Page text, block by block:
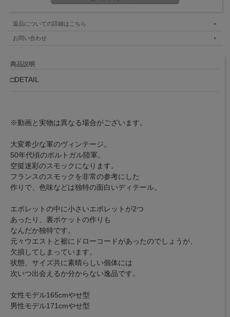
返品についての詳細はこちら
お問い合わせ
商品説明
□DETAIL
※動画と実物は異なる場合がございます。
大変希少な軍のヴィンテージ。
50年代頃のポルトガル陸軍。
空挺迷彩のスモックになります。
フランスのスモックを非常の参考にした
作りで、色味などは独特の面白いディテール。
エポレットの中に小さいエポレットが2つ
あったり、裏ポケットの作りも
なんだか独特です。
元々ウエストと裾にドローコードがあったのでしょうが、
欠損してしまっています。
状態、サイズ共に素晴らしい個体には
次いつ出会えるか分からない逸品です。
女性モデル165cmやせ型
男性モデル171cmやせ型